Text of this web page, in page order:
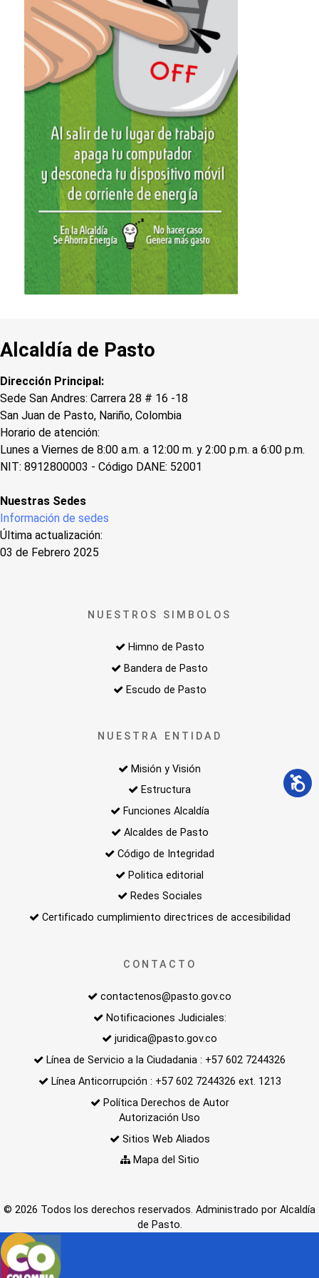
Alcaldía de Pasto
Dirección Principal:
Sede San Andres: Carrera 28 # 16 -18
San Juan de Pasto, Nariño, Colombia
Horario de atención:
Lunes a Viernes de 8:00 a.m. a 12:00 m. y 2:00 p.m. a 6:00 p.m.
NIT: 8912800003 - Código DANE: 52001
Nuestras Sedes
Información de sedes
Última actualización:
03 de Febrero 2025
NUESTROS SIMBOLOS
Himno de Pasto
Bandera de Pasto
Escudo de Pasto
NUESTRA ENTIDAD
Misión y Visión
Estructura
Funciones Alcaldía
Alcaldes de Pasto
Código de Integridad
Politica editorial
Redes Sociales
Certificado cumplimiento directrices de accesibilidad
CONTACTO
contactenos@pasto.gov.co
Notificaciones Judiciales:
juridica@pasto.gov.co
Línea de Servicio a la Ciudadania : +57 602 7244326
Línea Anticorrupción : +57 602 7244326 ext. 1213
Política Derechos de Autor
Autorización Uso
Sitios Web Aliados
Mapa del Sitio
© 2026 Todos los derechos reservados. Administrado por Alcaldía
de Pasto.